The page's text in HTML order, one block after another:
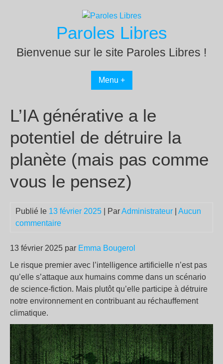
Paroles Libres
Bienvenue sur le site Paroles Libres !
Menu +
L’IA générative a le
potentiel de détruire la
planète (mais pas comme
vous le pensez)
Publié le 13 février 2025 | ParAdministrateur
Aucun
commentaire
13 février 2025 par Emma Bougerol
Le risque premier avec l’intelligence artificielle n’est pas
qu’elle s’attaque aux humains comme dans un scénario
de science-fiction. Mais plutôt qu’elle participe à détruire
notre environnement en contribuant au réchauffement
climatique.